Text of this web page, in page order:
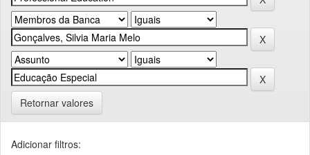
Retornar valores
Adicionar filtros: